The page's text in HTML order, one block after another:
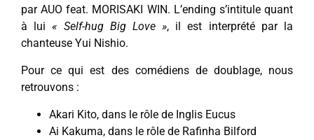
par AUO feat. MORISAKI WIN. L’ending s’intitule quant
à lui« Self-hug Big Love », il est interprété par la
chanteuse Yui Nishio.
Pour ce qui est des comédiens de doublage, nous
retrouvons :
Akari Kito, dans le rôle de Inglis Eucus
Ai Kakuma, dans le rôle de Rafinha Bilford